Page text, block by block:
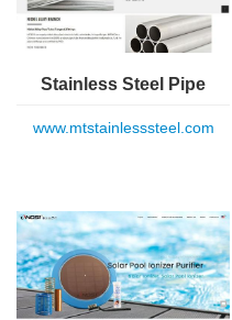
Stainless Steel Pipe
www.mtstainlesssteel.com